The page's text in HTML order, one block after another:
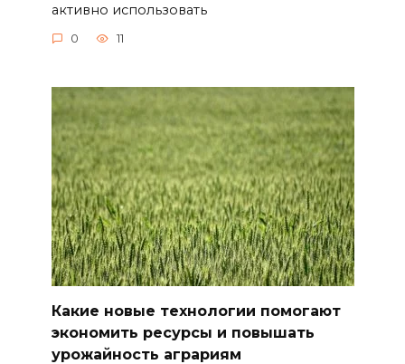
активно использовать
0 11
Какие новые технологии помогают
экономить ресурсы и повышать
урожайность аграриям